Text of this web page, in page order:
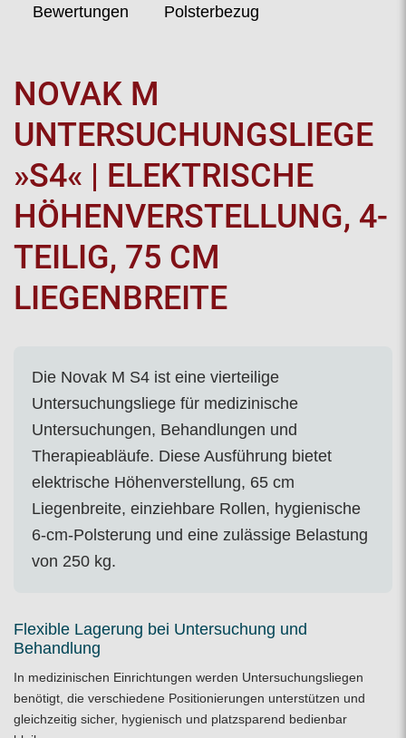
Bewertungen Polsterbezug
NOVAK M
UNTERSUCHUNGSLIEGE
»S4« | ELEKTRISCHE
HÖHENVERSTELLUNG, 4-
TEILIG, 75 CM
LIEGENBREITE
Die Novak M S4 ist eine vierteilige
Untersuchungsliege für medizinische
Untersuchungen, Behandlungen und
Therapieabläufe. Diese Ausführung bietet
elektrische Höhenverstellung, 65 cm
Liegenbreite, einziehbare Rollen, hygienische
6-cm-Polsterung und eine zulässige Belastung
von 250 kg.
Flexible Lagerung bei Untersuchung und
Behandlung
In medizinischen Einrichtungen werden Untersuchungsliegen
benötigt, die verschiedene Positionierungen unterstützen und
gleichzeitig sicher, hygienisch und platzsparend bedienbar